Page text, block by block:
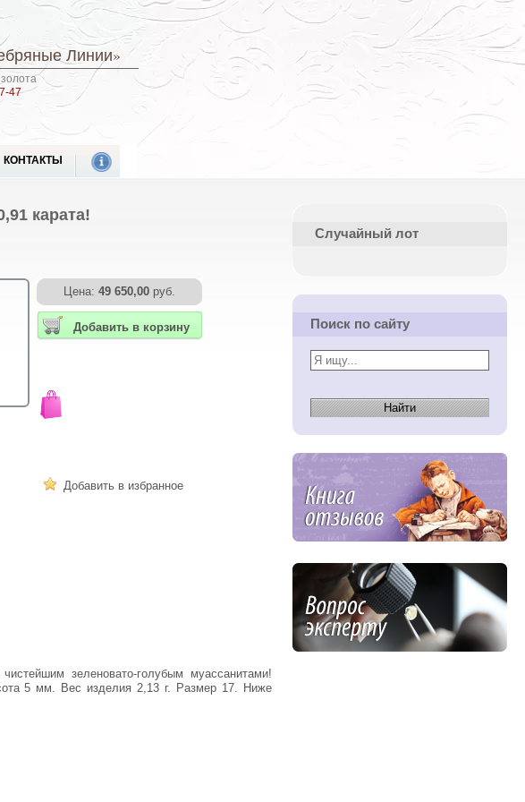
Линии»
47
КОНТАКТЫ
карата!
Цена: 49 650,00 руб.
Добавить в корзину
Добавить в избранное
5 мм. Вес изделия 2,13 г. Размер 17. Ниже
Случайный лот
Поиск по сайту